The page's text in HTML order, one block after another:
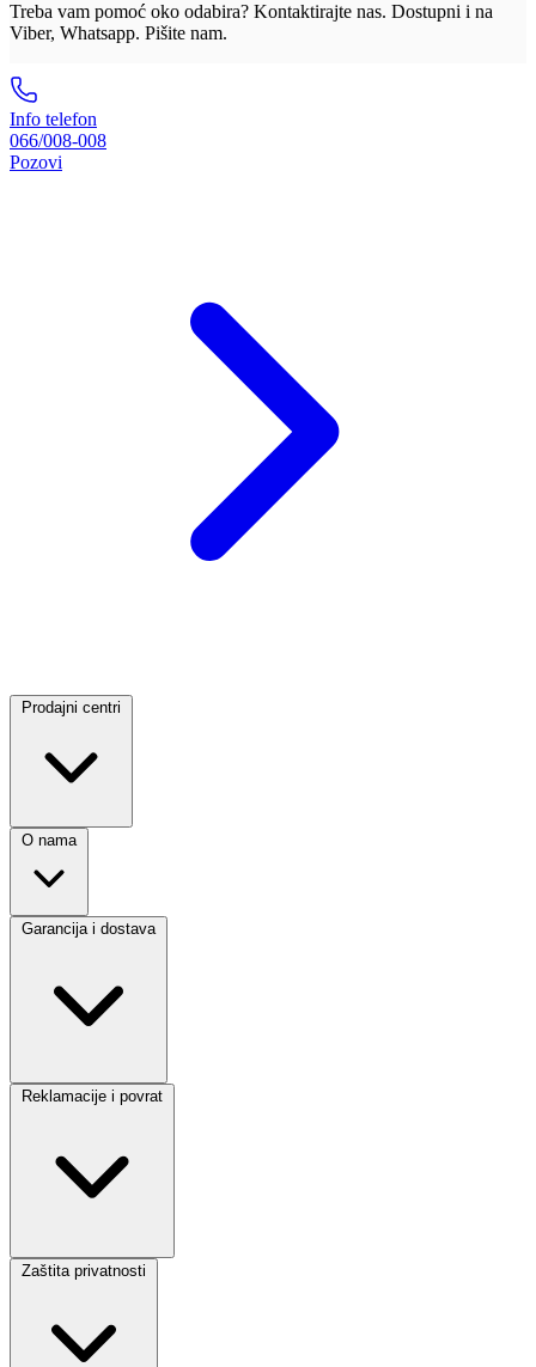
Treba vam pomoć oko odabira? Kontaktirajte nas. Dostupni i na
Viber, Whatsapp. Pišite nam.
Info telefon
066/008-008
Pozovi
Prodajni centri
O nama
Garancija i dostava
Reklamacije i povrat
Zaštita privatnosti